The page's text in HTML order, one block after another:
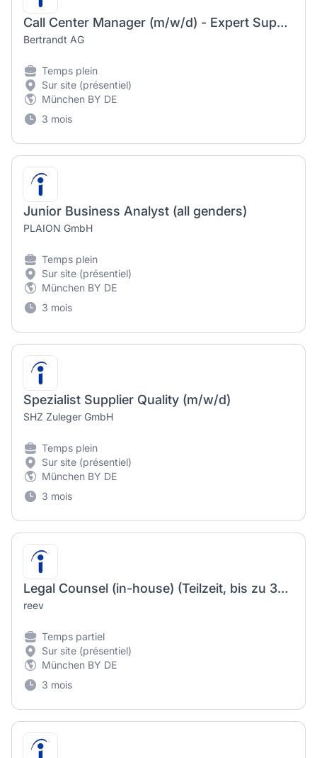
Call Center Manager (m/w/d) - Expert Support Center
Bertrandt AG
Temps plein
Sur site (présentiel)
München BY DE
3 mois
Junior Business Analyst (all genders)
PLAION GmbH
Temps plein
Sur site (présentiel)
München BY DE
3 mois
Spezialist Supplier Quality (m/w/d)
SHZ Zuleger GmbH
Temps plein
Sur site (présentiel)
München BY DE
3 mois
Legal Counsel (in-house) (Teilzeit, bis zu 32 Std./Woche)
reev
Temps partiel
Sur site (présentiel)
München BY DE
3 mois